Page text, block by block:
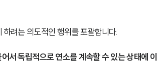
려는 의도적인 행위를 포괄합니다.
서 독립적으로 연소를 계속할 수 있는 상태에 이